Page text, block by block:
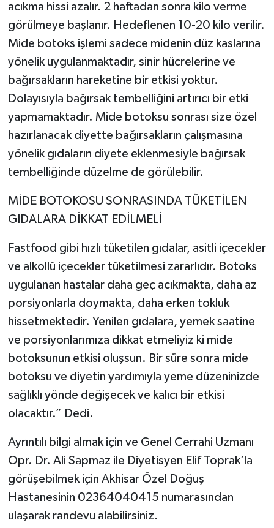
acıkma hissi azalır. 2 haftadan sonra kilo verme
görülmeye başlanır. Hedeflenen 10-20 kilo verilir.
Mide botoks işlemi sadece midenin düz kaslarına
yönelik uygulanmaktadır, sinir hücrelerine ve
bağırsakların hareketine bir etkisi yoktur.
Dolayısıyla bağırsak tembelliğini artırıcı bir etki
yapmamaktadır. Mide botoksu sonrası size özel
hazırlanacak diyette bağırsakların çalışmasına
yönelik gıdaların diyete eklenmesiyle bağırsak
tembelliğinde düzelme de görülebilir.
MİDE BOTOKOSU SONRASINDA TÜKETİLEN
GIDALARA DİKKAT EDİLMELİ
Fastfood gibi hızlı tüketilen gıdalar, asitli içecekler
ve alkollü içecekler tüketilmesi zararlıdır. Botoks
uygulanan hastalar daha geç acıkmakta, daha az
porsiyonlarla doymakta, daha erken tokluk
hissetmektedir. Yenilen gıdalara, yemek saatine
ve porsiyonlarımıza dikkat etmeliyiz ki mide
botoksunun etkisi oluşsun. Bir süre sonra mide
botoksu ve diyetin yardımıyla yeme düzeninizde
sağlıklı yönde değişecek ve kalıcı bir etkisi
olacaktır.” Dedi.
Ayrıntılı bilgi almak için ve Genel Cerrahi Uzmanı
Opr. Dr. Ali Sapmaz ile Diyetisyen Elif Toprak’la
görüşebilmek için Akhisar Özel Doğuş
Hastanesinin 02364040415 numarasından
ulaşarak randevu alabilirsiniz.